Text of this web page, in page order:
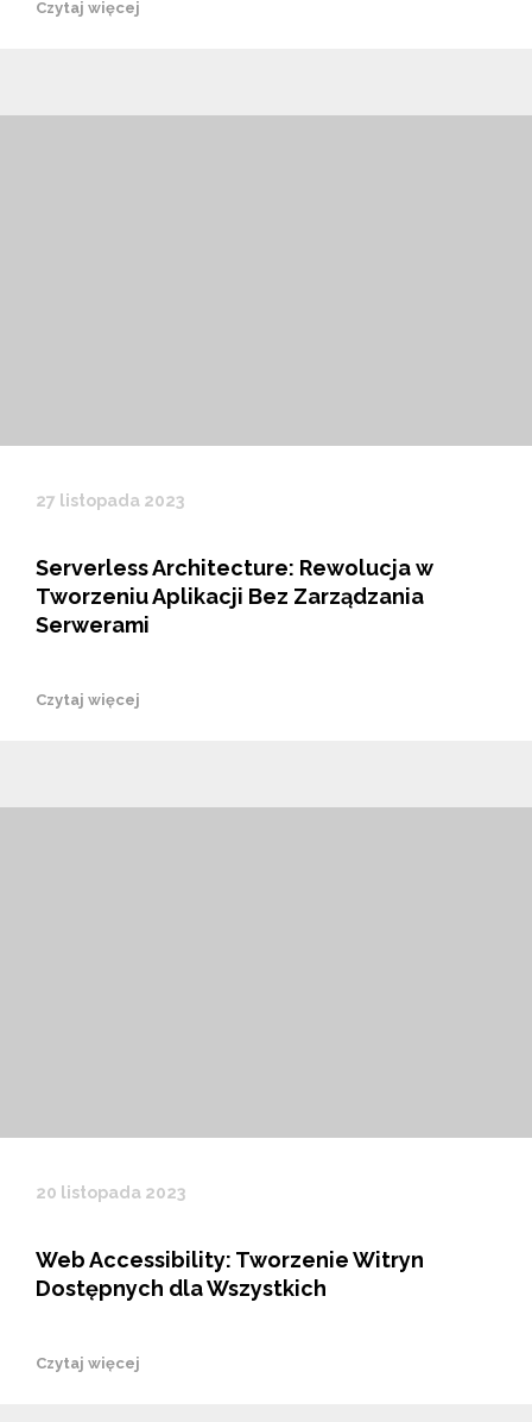
Czytaj więcej
27 listopada 2023
Serverless Architecture: Rewolucja w
Tworzeniu Aplikacji Bez Zarządzania
Serwerami
Czytaj więcej
20 listopada 2023
Web Accessibility: Tworzenie Witryn
Dostępnych dla Wszystkich
Czytaj więcej